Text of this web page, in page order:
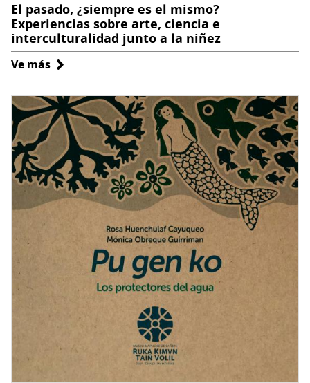
El pasado, ¿siempre es el mismo?
Experiencias sobre arte, ciencia e
interculturalidad junto a la niñez
Ve más sobre
pasado,
¿siempre
es
mismo?
Experiencias
sobre
e
interculturalidad
junto
a